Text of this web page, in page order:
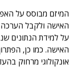
המיזם מבוסס על
האישה ולקבל
על למידת הנתונים
האישה. כמו כן,
אונקולוגי מרחוק